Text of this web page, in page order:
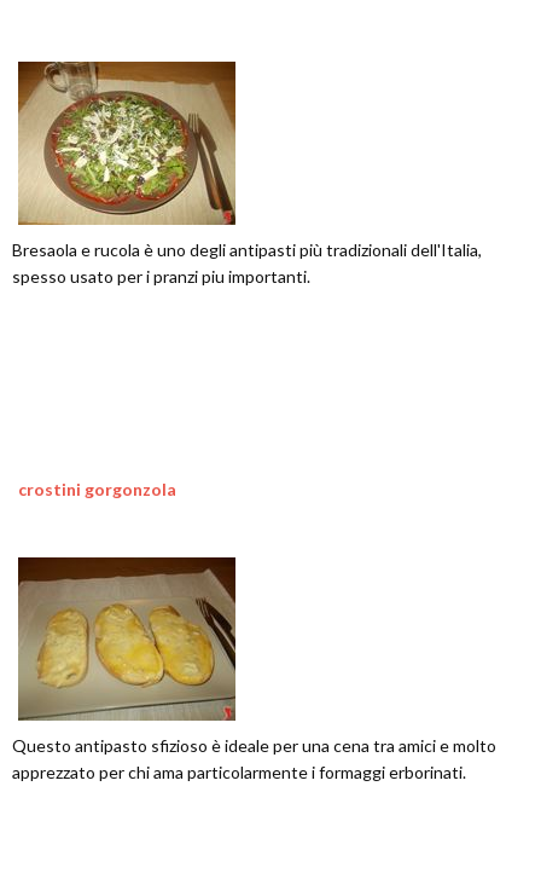
Bresaola e rucola è uno degli antipasti più tradizionali dell'Italia,
spesso usato per i pranzi piu importanti.
crostini gorgonzola
Questo antipasto sfizioso è ideale per una cena tra amici e molto
apprezzato per chi ama particolarmente i formaggi erborinati.